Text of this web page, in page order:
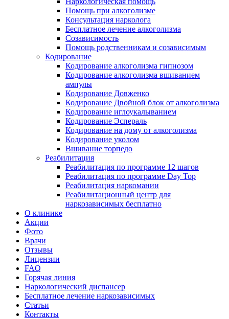
Помощь при алкоголизме
Консультация нарколога
Бесплатное лечение алкоголизма
Созависимость
Помощь родственникам и созависимым
Кодирование
Кодирование алкоголизма гипнозом
Кодирование алкоголизма вшиванием
ампулы
Кодирование Довженко
Кодирование Двойной блок от алкоголизма
Кодирование иглоукалыванием
Кодирование Эспераль
Кодирование на дому от алкоголизма
Кодирование уколом
Вшивание торпедо
Реабилитация
Реабилитация по программе 12 шагов
Реабилитация по программе Day Top
Реабилитация наркомании
Реабилитационный центр для
наркозависимых бесплатно
О клинике
Акции
Фото
Врачи
Отзывы
Лицензии
FAQ
Горячая линия
Наркологический диспансер
Бесплатное лечение наркозависимых
Статьи
Контакты